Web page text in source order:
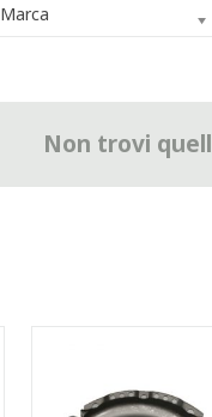
Marca
Non trovi